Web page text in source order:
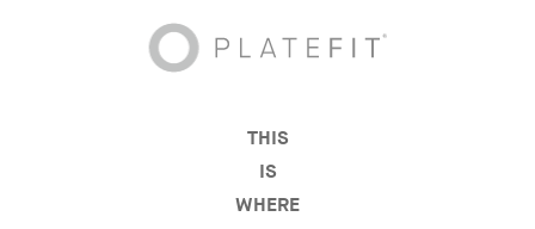
THIS
IS
WHERE